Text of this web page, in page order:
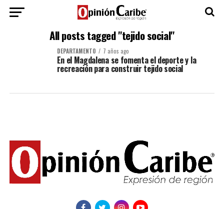
All posts tagged "tejido social"
DEPARTAMENTO 7 años ago
En el Magdalena se fomenta el deporte y la
recreación para construir tejido social